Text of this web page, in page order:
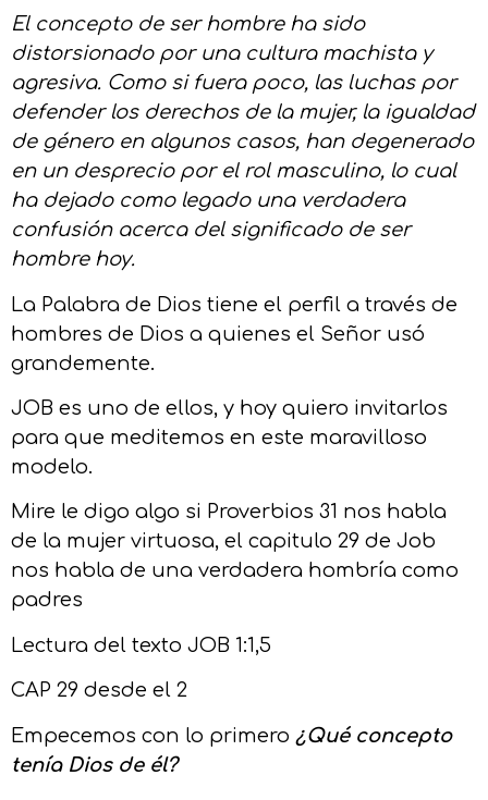
El concepto de ser hombre ha sido
distorsionado por una cultura machista y
agresiva. Como si fuera poco, las luchas por
defender los derechos de la mujer, la igualdad
de género en algunos casos, han degenerado
en un desprecio por el rol masculino, lo cual
ha dejado como legado una verdadera
confusión acerca del significado de ser
hombre hoy.
La Palabra de Dios tiene el perfil a través de
hombres de Dios a quienes el Señor usó
grandemente.
JOB es uno de ellos, y hoy quiero invitarlos
para que meditemos en este maravilloso
modelo.
Mire le digo algo si Proverbios 31 nos habla
de la mujer virtuosa, el capitulo 29 de Job
nos habla de una verdadera hombría como
padres
Lectura del texto JOB 1:1,5
CAP 29 desde el 2
Empecemos con lo primero ¿Qué concepto
tenía Dios de él?